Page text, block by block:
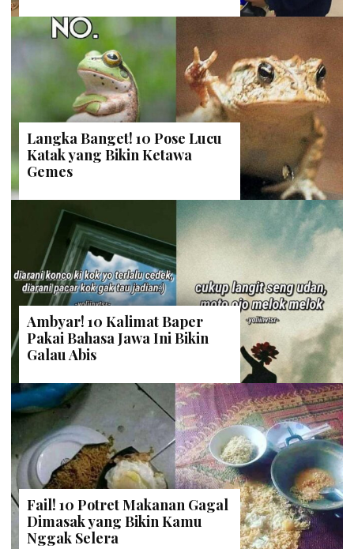
Langka Banget! 10 Pose Lucu
Katak yang Bikin Ketawa
Gemes
Ambyar! 10 Kalimat Baper
Pakai Bahasa Jawa Ini Bikin
Galau Abis
Fail! 10 Potret Makanan Gagal
Dimasak yang Bikin Kamu
Nggak Selera